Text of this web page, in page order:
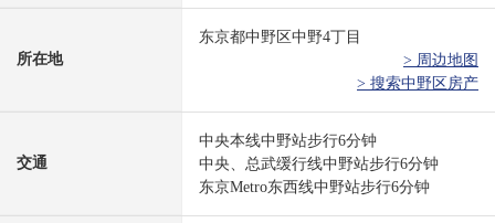
所在地
东京都中野区中野4丁目
> 周边地图
> 搜索中野区房产
交通
中央本线中野站步行6分钟
中央、总武缓行线中野站步行6分钟
东京Metro东西线中野站步行6分钟